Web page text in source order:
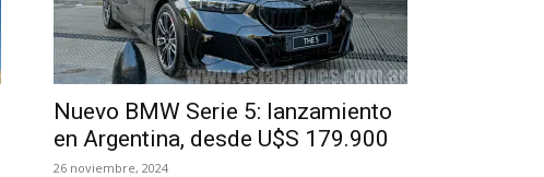
Nuevo BMW Serie 5: lanzamiento
en Argentina, desde U$S 179.900
26 noviembre, 2024